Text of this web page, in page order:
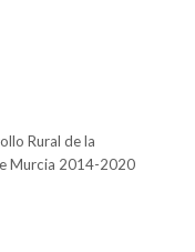
Rural de la
Murcia 2014-2020